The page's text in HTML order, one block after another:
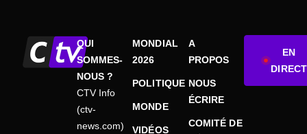
QUI
SOMMES-
NOUS ?
CTV Info
(ctv-
news.com)
MONDIAL
2026
POLITIQUE
MONDE
VIDÉOS
A
PROPOS
NOUS
ÉCRIRE
COMITÉ DE
EN
DIRECT